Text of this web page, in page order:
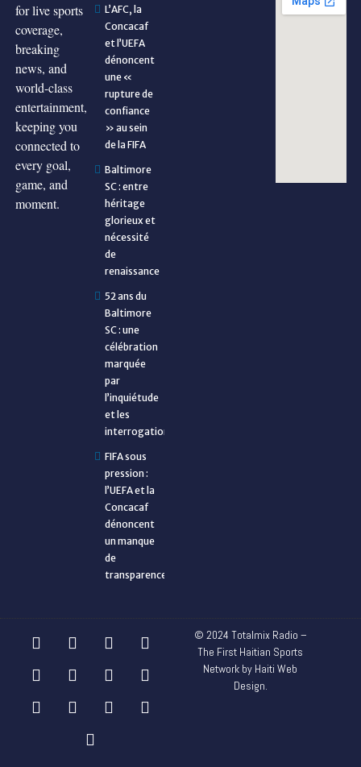
for live sports
coverage,
breaking
news, and
world-class
entertainment,
keeping you
connected to
every goal,
game, and
moment.
L’AFC, la
Concacaf
et l’UEFA
dénoncent
une «
rupture de
confiance
» au sein
de la FIFA
Baltimore
SC : entre
héritage
glorieux et
nécessité
de
renaissance
52 ans du
Baltimore
SC : une
célébration
marquée
par
l’inquiétude
et les
interrogations
FIFA sous
pression :
l’UEFA et la
Concacaf
dénoncent
un manque
de
transparence
© 2024 Totalmix Radio –
The First Haitian Sports
Network by Haiti Web
Design.